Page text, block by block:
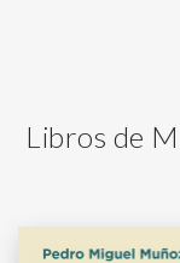
Libros de